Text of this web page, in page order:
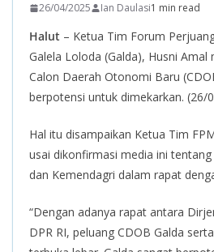
26/04/2025 Ian Daulasi1 min read
Halut – Ketua Tim Forum
Galela Loloda (Galda), Husni Amal
Calon Daerah Otonomi Baru
berpotensi untuk dimekarkan. (26/
Hal itu disampaikan Ketua Tim
usai dikonfirmasi media ini tentang
dan Kemendagri dalam rapat
“Dengan adanya rapat antara
DPR RI, peluang CDOB Galda